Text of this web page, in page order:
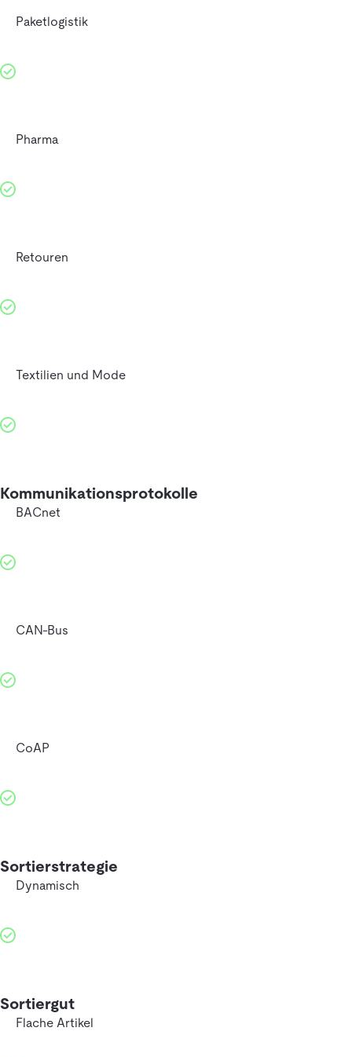
Paketlogistik
Pharma
Retouren
Textilien und Mode
Kommunikationsprotokolle
BACnet
CAN-Bus
CoAP
Sortierstrategie
Dynamisch
Sortiergut
Flache Artikel